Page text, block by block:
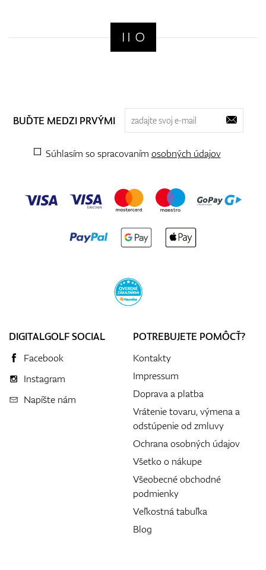
BUĎTE MEDZI PRVÝMI
Súhlasím so spracovaním osobných údajov
DIGITALGOLF SOCIAL
Facebook
Instagram
Napíšte nám
POTREBUJETE POMÔCŤ?
Kontakty
Impressum
Doprava a platba
Vrátenie tovaru, výmena a
odstúpenie od zmluvy
Ochrana osobných údajov
Všetko o nákupe
Všeobecné obchodné
podmienky
Veľkostná tabuľka
Blog